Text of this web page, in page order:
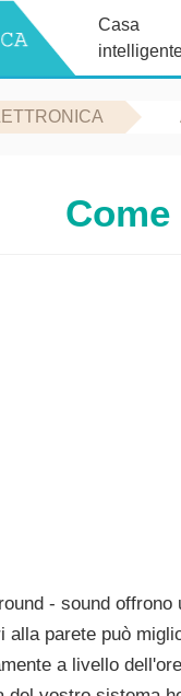
Casa
- sound
alla parete può
a livello